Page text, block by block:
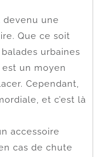
devenu une
Que ce soit
urbaines
un moyen
Cependant,
et c’est là
accessoire
cas de chute